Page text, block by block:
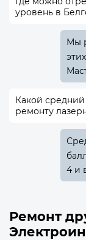
уровень в
Мы
Какой
ремонту
4 и
Ремонт